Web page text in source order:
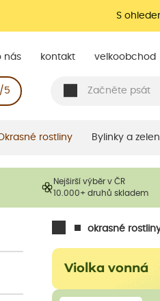
S
nás kontakt velkoobchod
5
rostliny Bylinky a
Nejširší výběr v ČR
10.000+ druhů skladem
okrasné
Violka vonná